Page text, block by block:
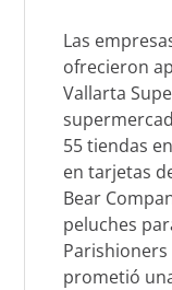
Las
ofrecieron
Vallarta
55 tiendas
en tarjetas
Bear
peluches
prometió